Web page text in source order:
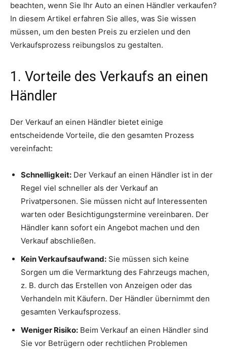
beachten, wenn Sie Ihr Auto an einen Händler verkaufen?
In diesem Artikel erfahren Sie alles, was Sie wissen
müssen, um den besten Preis zu erzielen und den
Verkaufsprozess reibungslos zu gestalten.
1. Vorteile des Verkaufs an einen
Händler
Der Verkauf an einen Händler bietet einige
entscheidende Vorteile, die den gesamten Prozess
vereinfacht:
Schnelligkeit: Der Verkauf an einen Händler ist in der
Regel viel schneller als der Verkauf an
Privatpersonen. Sie müssen nicht auf Interessenten
warten oder Besichtigungstermine vereinbaren. Der
Händler kann sofort ein Angebot machen und den
Verkauf abschließen.
Kein Verkaufsaufwand: Sie müssen sich keine
Sorgen um die Vermarktung des Fahrzeugs machen,
z. B. durch das Erstellen von Anzeigen oder das
Verhandeln mit Käufern. Der Händler übernimmt den
gesamten Verkaufsprozess.
Weniger Risiko: Beim Verkauf an einen Händler sind
Sie vor Betrügern oder rechtlichen Problemen